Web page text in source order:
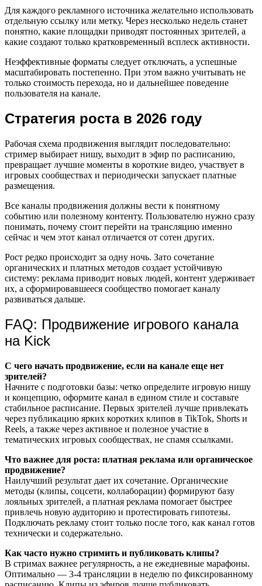
Для каждого рекламного источника желательно использовать
отдельную ссылку или метку. Через несколько недель станет
понятно, какие площадки приводят постоянных зрителей, а
какие создают только кратковременный всплеск активности.
Неэффективные форматы следует отключать, а успешные
масштабировать постепенно. При этом важно учитывать не
только стоимость перехода, но и дальнейшее поведение
пользователя на канале.
Стратегия роста в 2026 году
Рабочая схема продвижения выглядит последовательно:
стример выбирает нишу, выходит в эфир по расписанию,
превращает лучшие моменты в короткие видео, участвует в
игровых сообществах и периодически запускает платные
размещения.
Все каналы продвижения должны вести к понятному
событию или полезному контенту. Пользователю нужно сразу
понимать, почему стоит перейти на трансляцию именно
сейчас и чем этот канал отличается от сотен других.
Рост редко происходит за одну ночь. Зато сочетание
органических и платных методов создает устойчивую
систему: реклама приводит новых людей, контент удерживает
их, а сформировавшееся сообщество помогает каналу
развиваться дальше.
FAQ: Продвижение игрового канала
на Kick
С чего начать продвижение, если на канале еще нет
зрителей?
Начните с подготовки базы: четко определите игровую нишу
и концепцию, оформите канал в едином стиле и составьте
стабильное расписание. Первых зрителей лучше привлекать
через публикацию ярких коротких клипов в TikTok, Shorts и
Reels, а также через активное и полезное участие в
тематических игровых сообществах, не спамя ссылками.
Что важнее для роста: платная реклама или органическое
продвижение?
Наилучший результат дает их сочетание. Органические
методы (клипы, соцсети, коллаборации) формируют базу
лояльных зрителей, а платная реклама помогает быстрее
привлечь новую аудиторию и протестировать гипотезы.
Подключать рекламу стоит только после того, как канал готов
технически и содержательно.
Как часто нужно стримить и публиковать клипы?
В стримах важнее регулярность, а не ежедневные марафоны.
Оптимально — 3-4 трансляции в неделю по фиксированному